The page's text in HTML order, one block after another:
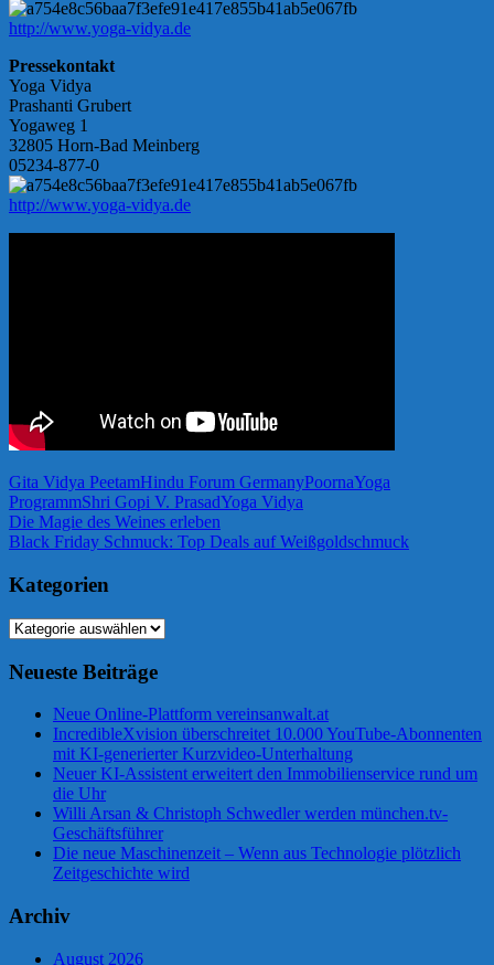
http://www.yoga-vidya.de
Pressekontakt
Yoga Vidya
Prashanti Grubert
Yogaweg 1
32805 Horn-Bad Meinberg
05234-877-0
http://www.yoga-vidya.de
Gita Vidya PeetamHindu Forum GermanyPoornaYoga
ProgrammShri Gopi V. PrasadYoga Vidya
Beitragsnavigation
Vorheriger
Beitrag:
Die Magie des Weines erleben
Nächster
Black Friday Schmuck: Top Deals auf Weißgoldschmuck
Kategorien
Kategorien
Neueste Beiträge
Neue Online-Plattform vereinsanwalt.at
IncredibleXvision überschreitet 10.000 YouTube-Abonnenten
mit KI-generierter Kurzvideo-Unterhaltung
Neuer KI-Assistent erweitert den Immobilienservice rund um
die Uhr
Willi Arsan & Christoph Schwedler werden münchen.tv-
Geschäftsführer
Die neue Maschinenzeit – Wenn aus Technologie plötzlich
Zeitgeschichte wird
Archiv
August 2026